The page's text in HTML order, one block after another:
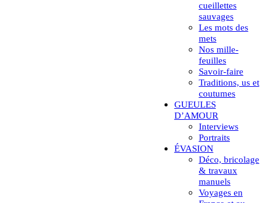
cueillettes
sauvages
Les mots des
mets
Nos mille-
feuilles
Savoir-faire
Traditions, us et
coutumes
GUEULES
D’AMOUR
Interviews
Portraits
ÉVASION
Déco, bricolage
& travaux
manuels
Voyages en